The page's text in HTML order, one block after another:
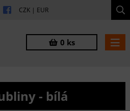
CZK | EUR
0 ks
- bílá